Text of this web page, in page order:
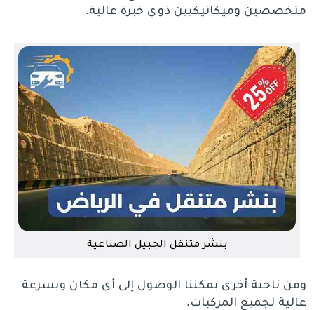
متخصصين وميكانيكيين ذوي خبرة عالية.
بنشر متنقل الجبيل الصناعية
ومن ناحية أخرى يمكننا الوصول إلى أي مكان وبسرعة
عالية لجميع المركبات.